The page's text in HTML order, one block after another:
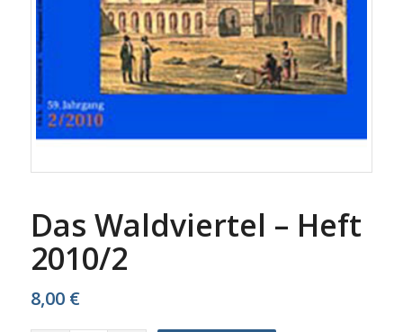
Das Waldviertel – Heft
2010/2
8,00 €